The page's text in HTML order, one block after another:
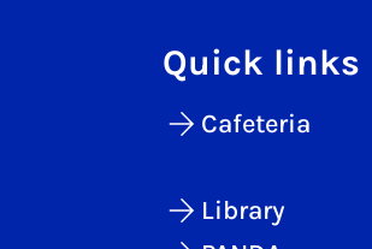
Quick links
Cafeteria
Library